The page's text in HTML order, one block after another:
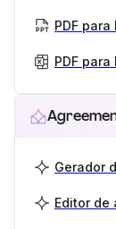
PDF para
PDF para
Gerador
Editor de